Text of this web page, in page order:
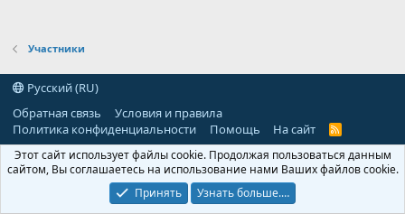
Участники
Русский (RU)
Обратная связь
Условия и правила
Политика конфиденциальности
Помощь На сайт
R
S
Этот сайт использует файлы cookie. Продолжая пользоваться данным
сайтом, Вы соглашаетесь на использование нами Ваших файлов cookie.
Принять
Узнать больше.…